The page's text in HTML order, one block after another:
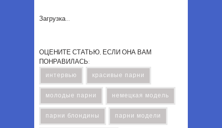
Загрузка...
ОЦЕНИТЕ СТАТЬЮ, ЕСЛИ ОНА ВАМ
ПОНРАВИЛАСЬ:
интервью красивые парни
молодые парни немецкая модель
парни блондины парни модели